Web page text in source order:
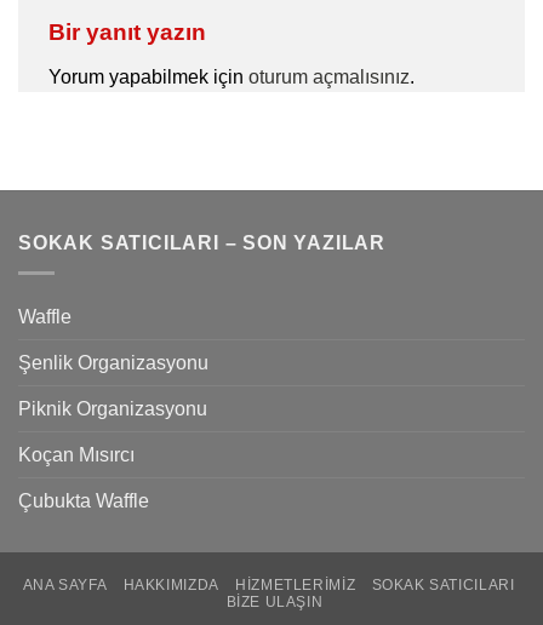
Bir yanıt yazın
Yorum yapabilmek için oturum açmalısınız.
SOKAK SATICILARI – SON YAZILAR
Waffle
Şenlik Organizasyonu
Piknik Organizasyonu
Koçan Mısırcı
Çubukta Waffle
ANA SAYFA HAKKIMIZDA HIZMETLERIMIZ
SOKAK SATICILARI
BIZE ULAŞIN